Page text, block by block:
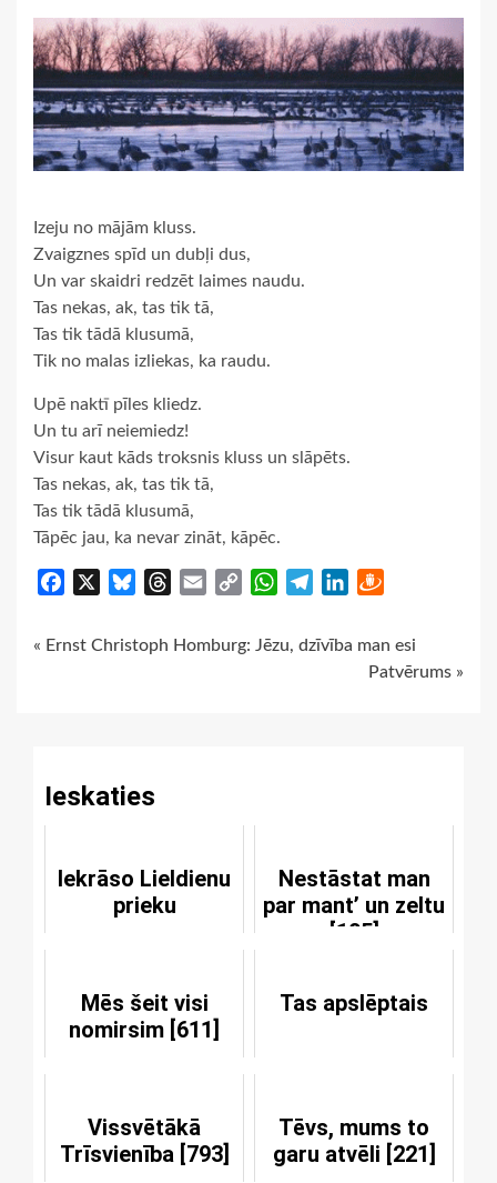
Izeju no mājām kluss.
Zvaigznes spīd un dubļi dus,
Un var skaidri redzēt laimes naudu.
Tas nekas, ak, tas tik tā,
Tas tik tādā klusumā,
Tik no malas izliekas, ka raudu.
Upē naktī pīles kliedz.
Un tu arī neiemiedz!
Visur kaut kāds troksnis kluss un slāpēts.
Tas nekas, ak, tas tik tā,
Tas tik tādā klusumā,
Tāpēc jau, ka nevar zināt, kāpēc.
Facebook BlueskyThreads
Email
Copy
WhatsApp
TelegramLinkedIn
Continue
« Ernst Christoph Homburg: Jēzu, dzīvība man esi
Patvērums »
Ieskaties
Iekrāso Lieldienu
prieku
Nestāstat man
par mant’ un zeltu
[105]
Mēs šeit visi
nomirsim [611]
Tas apslēptais
Vissvētākā
Trīsvienība [793]
Tēvs, mums to
garu atvēli [221]